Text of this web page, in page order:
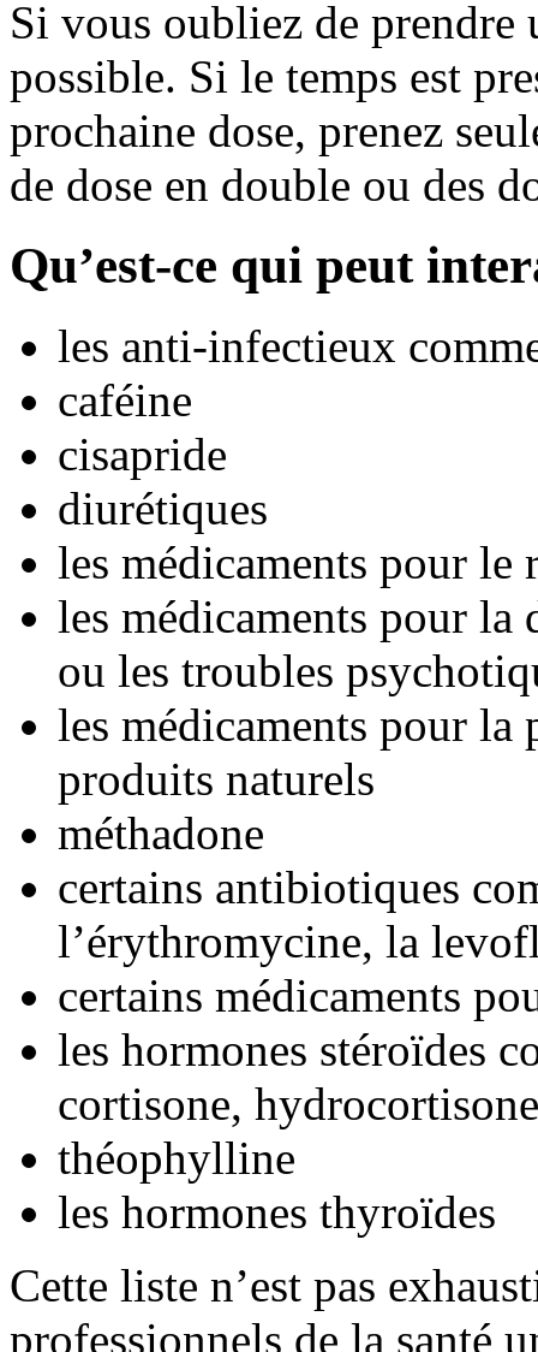
Si vous oubliez de prendre
possible. Si le temps est
prochaine dose, prenez
de dose en double ou des
Qu’est-ce qui peut
les anti-infectieux
caféine
cisapride
diurétiques
les médicaments pour le
les médicaments pour la
ou les troubles
les médicaments pour la
produits naturels
méthadone
certains antibiotiques
l’érythromycine, la
certains médicaments
les hormones stéroïdes
cortisone, hydrocortisone
théophylline
les hormones thyroïdes
Cette liste n’est pas
professionnels de la santé